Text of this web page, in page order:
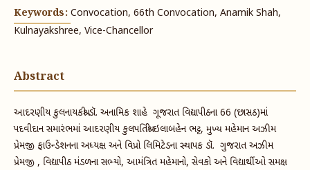
Keywords: Convocation, 66th Convocation, Anamik Shah,
Kulnayakshree, Vice-Chancellor
Abstract
આદરણીય કુલનાયકશ્રી ડૉ. અનામિક શાહે ગૂજરાત વિદ્યાપીઠના 66 (છાસઠ)માં
પદવીદાન સમારંભમાં આદરણીય કુલપતિશ્રી ઇલાબહેન ભટ્ટ, મુખ્ય મહેમાન અઝીમ
પ્રેમજી ફાઉન્ડેશનના અધ્યક્ષ અને વિપ્રો લિમિટેડના સ્થાપક ડૉ. ગુજરાત અઝીમ
પ્રેમજી , વિદ્યાપીઠ મંડળના સભ્યો, આમંત્રિત મહેમાનો, સેવકો અને વિદ્યાર્થીઓ સમક્ષ